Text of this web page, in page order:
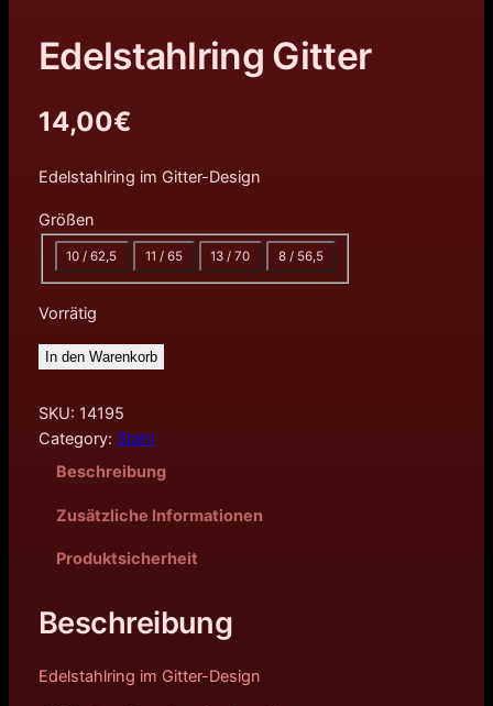
Edelstahlring Gitter
14,00€
Edelstahlring im Gitter-Design
Größen
10 / 62,5 11 / 65 13 / 70 8 / 56,5
Vorrätig
In den Warenkorb
SKU: 14195
Category: Stahl
Beschreibung
Zusätzliche Informationen
Produktsicherheit
Beschreibung
Edelstahlring im Gitter-Design